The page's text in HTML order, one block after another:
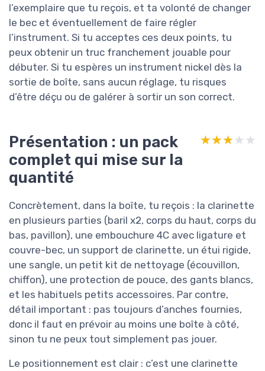
l’exemplaire que tu reçois, et ta volonté de changer
le bec et éventuellement de faire régler
l’instrument. Si tu acceptes ces deux points, tu
peux obtenir un truc franchement jouable pour
débuter. Si tu espères un instrument nickel dès la
sortie de boîte, sans aucun réglage, tu risques
d’être déçu ou de galérer à sortir un son correct.
Présentation : un pack
complet qui mise sur la
quantité
★★★★★
★★★★★
Concrètement, dans la boîte, tu reçois : la clarinette
en plusieurs parties (baril x2, corps du haut, corps du
bas, pavillon), une embouchure 4C avec ligature et
couvre-bec, un support de clarinette, un étui rigide,
une sangle, un petit kit de nettoyage (écouvillon,
chiffon), une protection de pouce, des gants blancs,
et les habituels petits accessoires. Par contre,
détail important : pas toujours d’anches fournies,
donc il faut en prévoir au moins une boîte à côté,
sinon tu ne peux tout simplement pas jouer.
Le positionnement est clair : c’est une clarinette